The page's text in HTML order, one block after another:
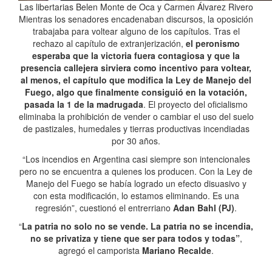
Las libertarias Belen Monte de Oca y Carmen Álvarez Rivero
Mientras los senadores encadenaban discursos, la oposición
trabajaba para voltear alguno de los capítulos. Tras el
rechazo al capítulo de extranjerización, el peronismo
esperaba que la victoria fuera contagiosa y que la
presencia callejera sirviera como incentivo para voltear,
al menos, el capítulo que modifica la Ley de Manejo del
Fuego, algo que finalmente consiguió en la votación,
pasada la 1 de la madrugada. El proyecto del oficialismo
eliminaba la prohibición de vender o cambiar el uso del suelo
de pastizales, humedales y tierras productivas incendiadas
por 30 años.
“Los incendios en Argentina casi siempre son intencionales
pero no se encuentra a quienes los producen. Con la Ley de
Manejo del Fuego se había logrado un efecto disuasivo y
con esta modificación, lo estamos eliminando. Es una
regresión”, cuestionó el entrerriano Adan Bahl (PJ).
“La patria no solo no se vende. La patria no se incendia,
no se privatiza y tiene que ser para todos y todas”,
agregó el camporista Mariano Recalde.